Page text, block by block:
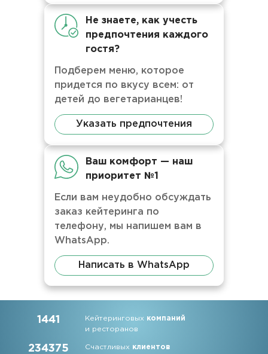
Не знаете, как учесть
предпочтения каждого
гостя?
Подберем меню, которое
придется по вкусу всем: от
детей до вегетарианцев!
Указать предпочтения
Ваш комфорт — наш
приоритет №1
Если вам неудобно обсуждать
заказ кейтеринга по
телефону, мы напишем вам в
WhatsApp.
Написать в WhatsApp
1441 Кейтеринговых компаний
и ресторанов
234375 Счастливых клиентов